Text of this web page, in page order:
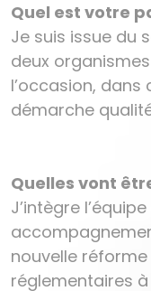
Quel est votre
Je suis issue du
deux
l’occasion,
démarche
Quelles vont
J’intègre
nouvelle réforme
réglementaires à